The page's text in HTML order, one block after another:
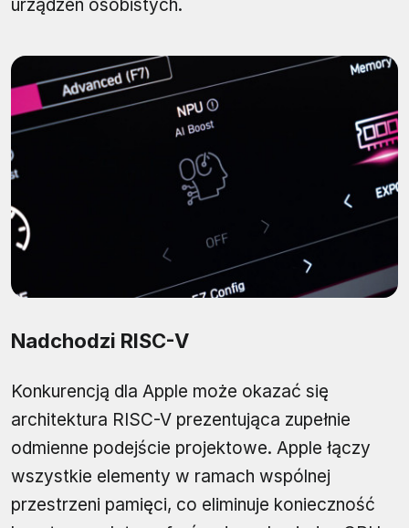
urządzeń osobistych.
Nadchodzi RISC-V
Konkurencją dla Apple może okazać się
architektura RISC-V prezentująca zupełnie
odmienne podejście projektowe. Apple łączy
wszystkie elementy w ramach wspólnej
przestrzeni pamięci, co eliminuje konieczność